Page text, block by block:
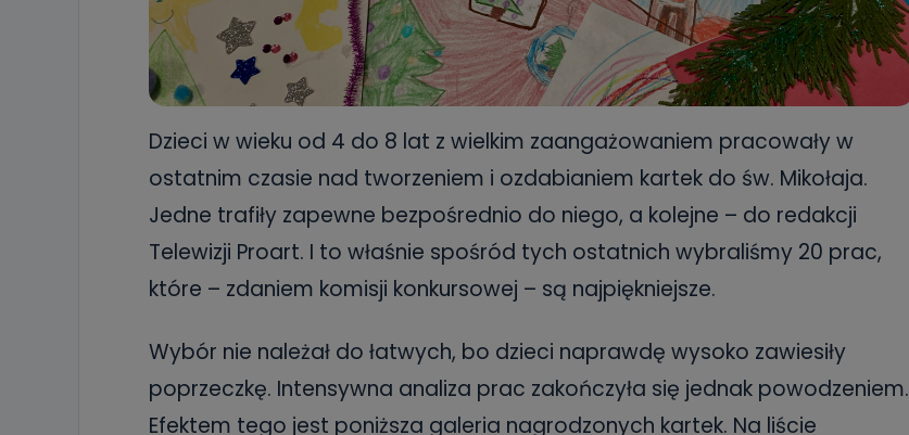
Dzieci w wieku od 4 do 8 lat z wielkim zaangażowaniem pracowały w
ostatnim czasie nad tworzeniem i ozdabianiem kartek do św. Mikołaja.
Jedne trafiły zapewne bezpośrednio do niego, a kolejne – do redakcji
Telewizji Proart. I to właśnie spośród tych ostatnich wybraliśmy 20 prac,
które – zdaniem komisji konkursowej – są najpiękniejsze.
Wybór nie należał do łatwych, bo dzieci naprawdę wysoko zawiesiły
poprzeczkę. Intensywna analiza prac zakończyła się jednak powodzeniem.
Efektem tego jest poniższa galeria nagrodzonych kartek. Na liście